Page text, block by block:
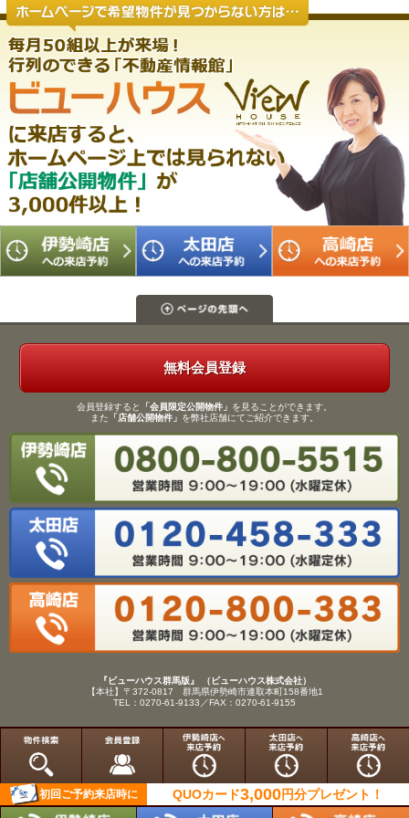
無料会員登録
会員登録すると 「会員限定公開物件」 を見ることができます。
また 「店舗公開物件」 を弊社店舗にてご紹介できます。
『ビューハウス群馬版』 （ビューハウス株式会社）
【本社】〒372-0817 群馬県伊勢崎市連取本町158番地1
TEL：0270-61-9133／FAX：0270-61-9155
Copyright(C)View House(R)Inc.All Rights Reserved.
初回ご予約来店時に QUOカード3,000円分プレゼント！